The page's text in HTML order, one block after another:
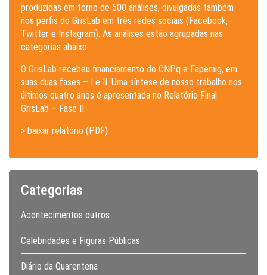
produzidas em torno de 500 análises, divulgadas também
nos perfis do GrisLab em três redes sociais (Facebook,
Twitter e Instagram). As análises estão agrupadas nas
categorias abaixo.
O GrisLab recebeu financiamento do CNPq e Fapemig, em
suas duas fases – I e II. Uma síntese de nosso trabalho nos
últimos quatro anos é apresentada no Relatório Final
GrisLab – Fase II.
> baixar relatório (PDF)
Categorias
Acontecimentos outros
Celebridades e Figuras Públicas
Diário da Quarentena